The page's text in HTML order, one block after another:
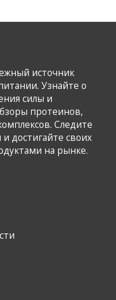
источник
Узнайте о
силы и
протеинов,
Следите
достигайте своих
на рынке.